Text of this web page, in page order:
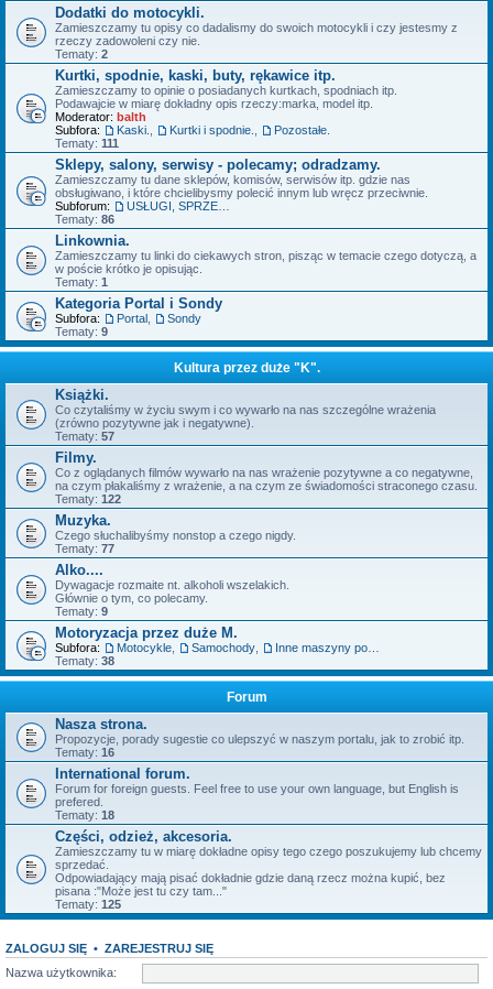
Dodatki do motocykli.
Zamieszczamy tu opisy co dadalismy do swoich motocykli i czy jestesmy z
rzeczy zadowoleni czy nie.
Tematy: 2
Kurtki, spodnie, kaski, buty, rękawice itp.
Zamieszczamy to opinie o posiadanych kurtkach, spodniach itp.
Podawajcie w miarę dokładny opis rzeczy:marka, model itp.
Moderator: balth
Subfora:
Kaski. Kurtki i spodnie.
Pozostałe.
Tematy: 111
Sklepy, salony, serwisy - polecamy; odradzamy.
Zamieszczamy tu dane sklepów, komisów, serwisów itp. gdzie nas
obsługiwano, i które chcielibysmy polecić innym lub wręcz przeciwnie.
Subforum:
Tematy: 86
Linkownia.
Zamieszczamy tu linki do ciekawych stron, pisząc w temacie czego dotyczą, a
w poście krótko je opisując.
Tematy: 1
Kategoria Portal i Sondy
Subfora: Portal
Sondy
Tematy: 9
Kultura przez duże "K".
Książki.
Co czytaliśmy w życiu swym i co wywarło na nas szczególne wrażenia
(zrówno pozytywne jak i negatywne).
Tematy: 57
Filmy.
Co z oglądanych filmów wywarło na nas wrażenie pozytywne a co negatywne,
na czym płakaliśmy z wrażenie, a na czym ze świadomości straconego czasu.
Tematy: 122
Muzyka.
Czego słuchalibyśmy nonstop a czego nigdy.
Tematy: 77
Alko....
Dywagacje rozmaite nt. alkoholi wszelakich.
Głównie o tym, co polecamy.
Tematy: 9
Motoryzacja przez duże M.
Subfora: Motocykle Samochody
Tematy: 38
Forum
Nasza strona.
Propozycje, porady sugestie co ulepszyć w naszym portalu, jak to zrobić itp.
Tematy: 16
International forum.
Forum for foreign guests. Feel free to use your own language, but English is
prefered.
Tematy: 18
Części, odzież, akcesoria.
Zamieszczamy tu w miarę dokładne opisy tego czego poszukujemy lub chcemy
sprzedać.
Odpowiadający mają pisać dokładnie gdzie daną rzecz można kupić, bez
pisana :"Może jest tu czy tam..."
Tematy: 125
ZALOGUJ SIĘ • ZAREJESTRUJ SIĘ
Nazwa użytkownika: